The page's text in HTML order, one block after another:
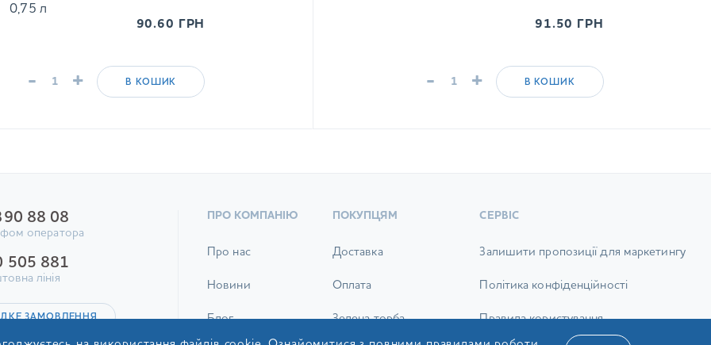
0,75 л
90.60 ГРН
- + В КОШИК
91.50 ГРН
- + В КОШИК
88 08
оператора
505 881
лінія
ЗАМОВЛЕННЯ
ПРО КОМПАНІЮ
Про нас
Новини
Блог
ПОКУПЦЯМ
Доставка
Оплата
Зелена торба
СЕРВІС
Залишити пропозиції для маркетингу
Політика конфіденційності
Правила користування